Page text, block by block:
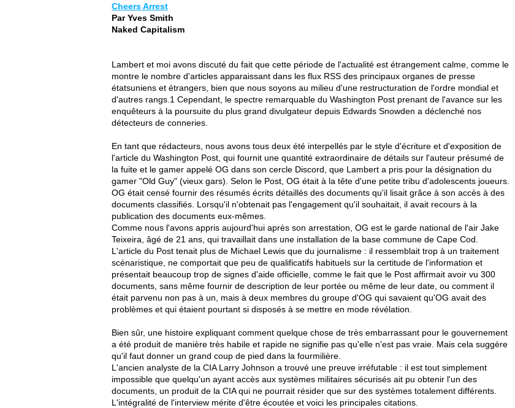
Cheers Arrest
Par Yves Smith
Naked Capitalism
Lambert et moi avons discuté du fait que cette période de l'actualité est étrangement calme, comme le
montre le nombre d'articles apparaissant dans les flux RSS des principaux organes de presse
étatsuniens et étrangers, bien que nous soyons au milieu d'une restructuration de l'ordre mondial et
d'autres rangs.1 Cependant, le spectre remarquable du Washington Post prenant de l'avance sur les
enquêteurs à la poursuite du plus grand divulgateur depuis Edwards Snowden a déclenché nos
détecteurs de conneries.
En tant que rédacteurs, nous avons tous deux été interpellés par le style d'écriture et d'exposition de
l'article du Washington Post, qui fournit une quantité extraordinaire de détails sur l'auteur présumé de
la fuite et le gamer appelé OG dans son cercle Discord, que Lambert a pris pour la désignation du
gamer "Old Guy" (vieux gars). Selon le Post, OG était à la tête d'une petite tribu d'adolescents joueurs.
OG était censé fournir des résumés écrits détaillés des documents qu'il lisait grâce à son accès à des
documents classifiés. Lorsqu'il n'obtenait pas l'engagement qu'il souhaitait, il avait recours à la
publication des documents eux-mêmes.
Comme nous l'avons appris aujourd'hui après son arrestation, OG est le garde national de l'air Jake
Teixeira, âgé de 21 ans, qui travaillait dans une installation de la base commune de Cape Cod.
L'article du Post tenait plus de Michael Lewis que du journalisme : il ressemblait trop à un traitement
scénaristique, ne comportait que peu de qualificatifs habituels sur la certitude de l'information et
présentait beaucoup trop de signes d'aide officielle, comme le fait que le Post affirmait avoir vu 300
documents, sans même fournir de description de leur portée ou même de leur date, ou comment il
était parvenu non pas à un, mais à deux membres du groupe d'OG qui savaient qu'OG avait des
problèmes et qui étaient pourtant si disposés à se mettre en mode révélation.
Bien sûr, une histoire expliquant comment quelque chose de très embarrassant pour le gouvernement
a été produit de manière très habile et rapide ne signifie pas qu'elle n'est pas vraie. Mais cela suggère
qu'il faut donner un grand coup de pied dans la fourmilière.
L'ancien analyste de la CIA Larry Johnson a trouvé une preuve irréfutable : il est tout simplement
impossible que quelqu'un ayant accès aux systèmes militaires sécurisés ait pu obtenir l'un des
documents, un produit de la CIA qui ne pourrait résider que sur des systèmes totalement différents.
L'intégralité de l'interview mérite d'être écoutée et voici les principales citations.